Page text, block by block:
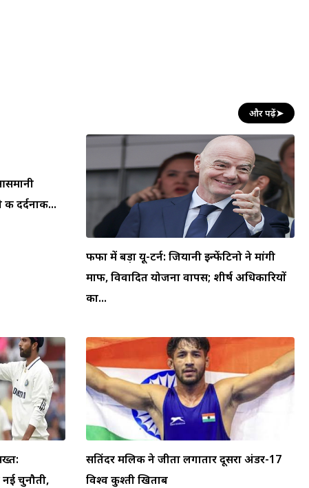
और पढ़ें➤
दर्दनाक...
फीफा में बड़ा यू-टर्न: जियानी इन्फेंटिनो ने मांगी
माफी, विवादित योजना वापस; शीर्ष अधिकारियों
का...
नई चुनौती,
सतिंदर मलिक ने जीता लगातार दूसरा अंडर-17
विश्व कुश्ती खिताब